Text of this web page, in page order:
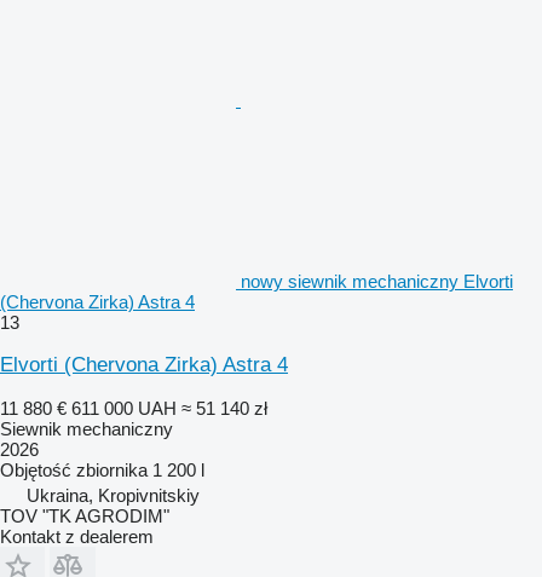
nowy siewnik mechaniczny Elvorti
(Chervona Zirka) Astra 4
13
Elvorti (Chervona Zirka) Astra 4
11 880 € 611 000 UAH ≈ 51 140 zł
Siewnik mechaniczny
2026
Objętość zbiornika 1 200 l
Ukraina, Kropivnitskiy
TOV "TK AGRODIM"
Kontakt z dealerem